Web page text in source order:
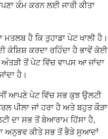
ਕੰਮ ਕਰਨ ਲਈ ਜਾਰੀ ਕੀਤਾ
ਹੈ ਕਿ ਤੁਹਾਡਾ ਪੇਟ ਖਾਲੀ ਹੈ।
ਕੋਸ਼ਿਸ਼ ਕਰਦਾ ਰਹਿੰਦਾ ਹੈ ਭਾਵੇਂ ਕੋਈ
ਤੋਂ ਪੇਟ ਵਿੱਚ ਵਾਪਸ ਆ ਜਾਂਦਾ
ਹੈ।
ਆਪਣੇ ਪੇਟ ਵਿੱਚ ਸਭ ਕੁਝ ਉਲਟੀ
ਪੀਲਾ ਜਾਂ ਹਰਾ ਹੈ ਅਤੇ ਬਹੁਤ ਕੌੜਾ
ਦਾ ਸਭ ਤੋਂ ਬੇਆਰਾਮ ਹਿੱਸਾ ਹੈ,
ਕੀਤੇ ਸਭ ਤੋਂ ਭੈੜੇ ਸੁਆਦਾਂ